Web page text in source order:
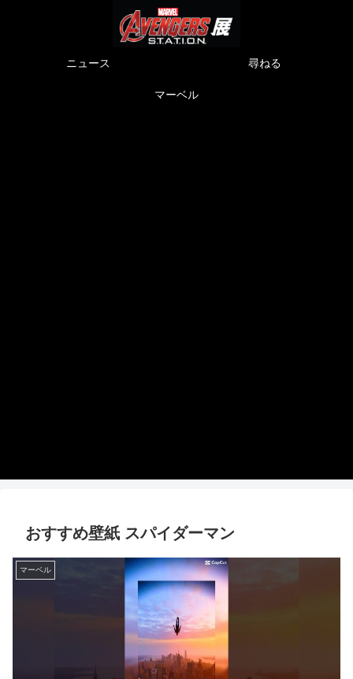
ニュース 尋ねる
マーベル
おすすめ壁紙 スパイダーマン
マーベル